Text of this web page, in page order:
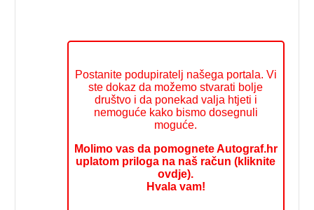
Postanite podupiratelj našega portala. Vi
ste dokaz da možemo stvarati bolje
društvo i da ponekad valja htjeti i
nemoguće kako bismo dosegnuli
moguće.
Molimo vas da pomognete Autograf.hr
uplatom priloga na naš račun (kliknite
ovdje).
Hvala vam!